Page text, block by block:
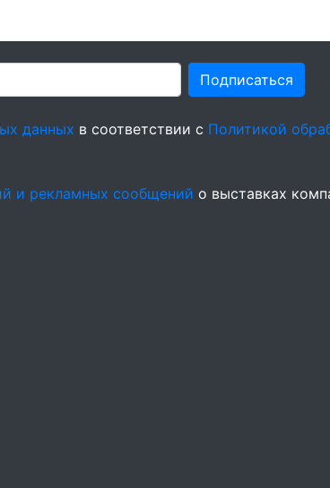
Подписаться
данных в соответствии с Политикой
и рекламных сообщений о выставках